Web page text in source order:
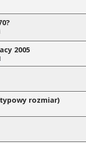
2005
rozmiar)